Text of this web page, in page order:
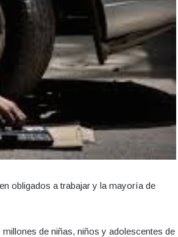
obligados a trabajar y la mayoría de
de niñas, niños y adolescentes de